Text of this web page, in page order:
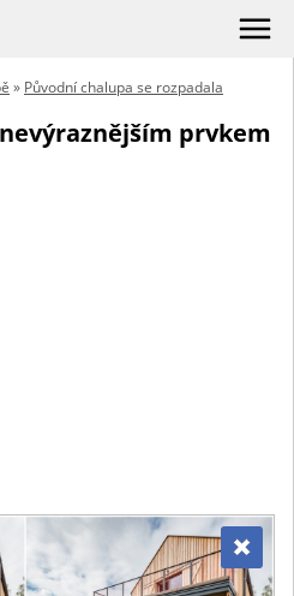
» Původní chalupa se rozpadala
prvkem